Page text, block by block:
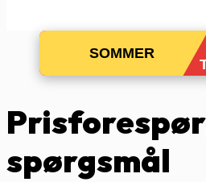
SOMMER
spørgsmål